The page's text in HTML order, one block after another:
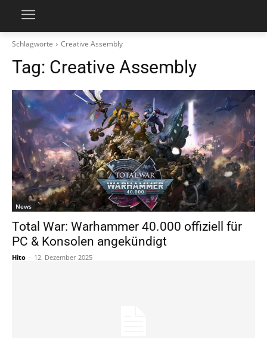
Schlagworte Creative Assembly
Tag: Creative Assembly
News
Total War: Warhammer 40.000 offiziell für
PC & Konsolen angekündigt
Hito - 12. Dezember 2025